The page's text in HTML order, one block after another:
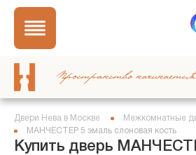
Пространство начинается
Двери Нева в Москве
Межкомнатные
МАНЧЕСТЕР 5 эмаль слоновая кость
Купить дверь